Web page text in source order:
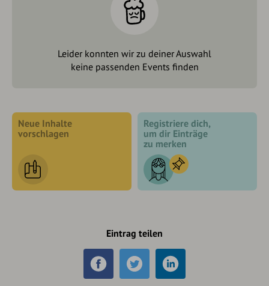
Leider konnten wir zu deiner Auswahl
keine passenden Events finden
Neue Inhalte
vorschlagen
Registriere dich,
um dir Einträge
zu merken
Eintrag teilen